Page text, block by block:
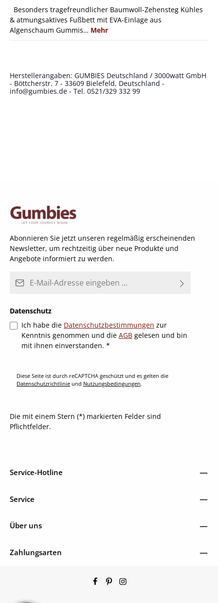
Besonders tragefreundlicher Baumwoll-Zehensteg Kühles
& atmungsaktives Fußbett mit EVA-Einlage aus
Algenschaum Gummis… Mehr
Herstellerangaben: GUMBIES Deutschland / 3000watt GmbH
- Böttcherstr. 7 - 33609 Bielefeld, Deutschland -
info@gumbies.de - Tel. 0521/329 332 99
Abonnieren Sie jetzt unseren regelmäßig erscheinenden
Newsletter, um rechtzeitig über neue Produkte und
Angebote informiert zu werden.
Datenschutz
Ich habe die Datenschutzbestimmungen zur
Kenntnis genommen und die AGB gelesen und bin
mit ihnen einverstanden. *
Diese Seite ist durch reCAPTCHA geschützt und es gelten die
Datenschutzrichtlinie und Nutzungsbedingungen.
Die mit einem Stern (*) markierten Felder sind
Pflichtfelder.
Service-Hotline
Service
Über uns
Zahlungsarten